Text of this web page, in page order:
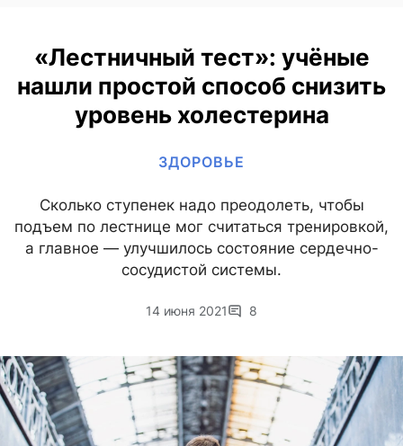
«Лестничный тест»: учёные
нашли простой способ снизить
уровень холестерина
ЗДОРОВЬЕ
Сколько ступенек надо преодолеть, чтобы
подъем по лестнице мог считаться тренировкой,
а главное — улучшилось состояние сердечно-
сосудистой системы.
14 июня 2021 8